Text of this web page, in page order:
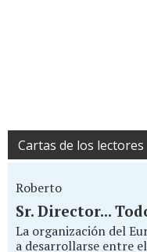
Cartas de los lectores
Roberto
Sr. Director...
La organización del
a desarrollarse entre